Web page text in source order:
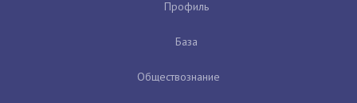
Профиль
База
Обществознание